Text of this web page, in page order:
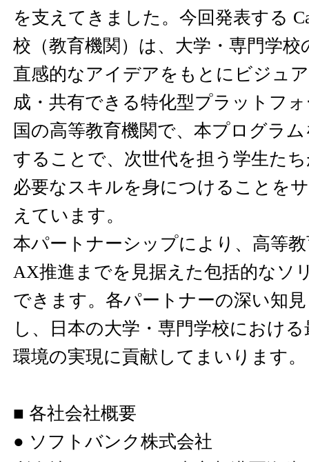
を支えてきました。今回発表する
校（教育機関）は、大学・専門学校
直感的なアイデアをもとにビジュ
成・共有できる特化型プラットフ
国の高等教育機関で、本プログラ
することで、次世代を担う学生た
必要なスキルを身につけることを
えています。
本パートナーシップにより、高等
AX推進までを見据えた包括的なソ
できます。各パートナーの深い知
し、日本の大学・専門学校におけ
環境の実現に貢献してまいります。
■ 各社会社概要
● ソフトバンク株式会社